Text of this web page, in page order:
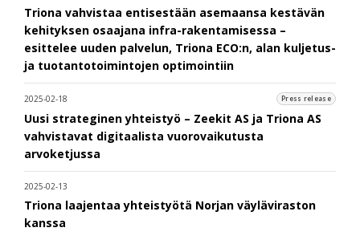
Triona vahvistaa entisestään asemaansa kestävän
kehityksen osaajana infra-rakentamisessa –
esittelee uuden palvelun, Triona ECO:n, alan kuljetus-
ja tuotantotoimintojen optimointiin
2025-02-18 Press release
Uusi strateginen yhteistyö – Zeekit AS ja Triona AS
vahvistavat digitaalista vuorovaikutusta
arvoketjussa
2025-02-13
Triona laajentaa yhteistyötä Norjan väyläviraston
kanssa